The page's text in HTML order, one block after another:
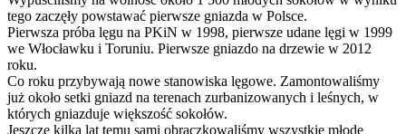
tego zaczęły powstawać pierwsze gniazda w Polsce.
Pierwsza próba lęgu na PKiN w 1998, pierwsze udane lęgi w 1999
we Włocławku i Toruniu. Pierwsze gniazdo na drzewie w 2012
roku.
Co roku przybywają nowe stanowiska lęgowe. Zamontowaliśmy
już około setki gniazd na terenach zurbanizowanych i leśnych, w
których gniazduje większość sokołów.
Jeszcze kilka lat temu sami obrączkowaliśmy wszystkie młode